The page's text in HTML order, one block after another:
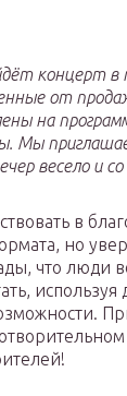
концерт в
от
на
Мы
весело и
в
но
что люди
используя